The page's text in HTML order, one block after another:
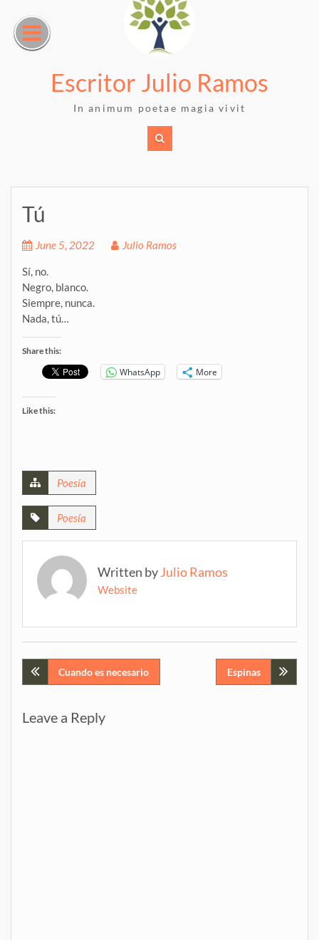
content
Escritor Julio Ramos
In animum poetae magia vivit
Tú
June 5, 2022 Julio Ramos
Sí, no.
Negro, blanco.
Siempre, nunca.
Nada, tú…
Share this:
WhatsApp More
Like this:
Poesía
Poesía
Written byJulio Ramos
Website
PostCuando es necesario Espinas
Leave a Reply